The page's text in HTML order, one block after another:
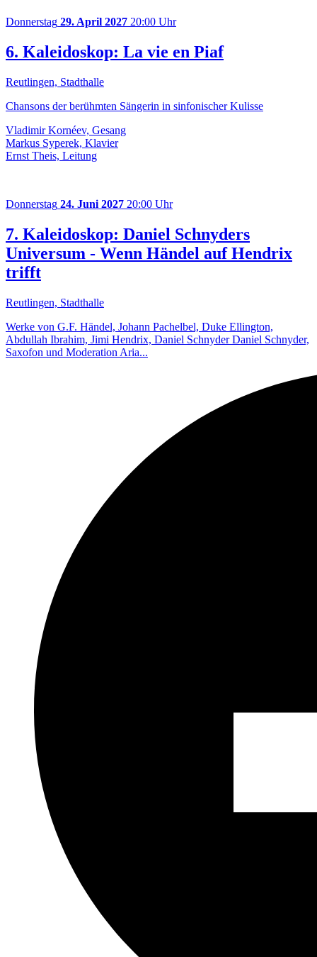
Donnerstag 29. April 2027 20:00 Uhr
6. Kaleidoskop: La vie en Piaf
Reutlingen, Stadthalle
Chansons der berühmten Sängerin in sinfonischer Kulisse
Vladimir Kornéev, Gesang
Markus Syperek, Klavier
Ernst Theis, Leitung
Donnerstag 24. Juni 2027 20:00 Uhr
7. Kaleidoskop: Daniel Schnyders
Universum - Wenn Händel auf Hendrix
trifft
Reutlingen, Stadthalle
Werke von G.F. Händel, Johann Pachelbel, Duke Ellington,
Abdullah Ibrahim, Jimi Hendrix, Daniel Schnyder Daniel Schnyder,
Saxofon und Moderation Aria...